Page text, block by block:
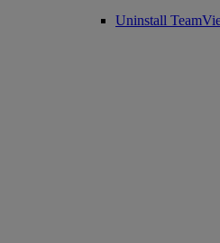
Uninstall